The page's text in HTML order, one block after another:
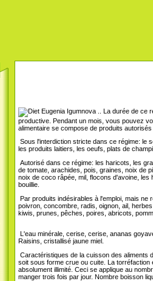
La durée de ce
productive. Pendant un mois, vous pouvez
alimentaire se compose de produits
Sous l'interdiction stricte dans ce régime: le
les produits laitiers, les oeufs, plats de
Autorisé dans ce régime: les haricots, les
de tomate, arachides, pois, graines, noix de
noix de coco râpée, mil, flocons d'avoine, les
bouillie.
Par produits indésirables à l'emploi, mais
poivron, concombre, radis, oignon, ail,
kiwis, prunes, pêches, poires, abricots,
L'eau minérale, cerise, cerise, ananas
Raisins, cristallisé jaune miel.
Caractéristiques de la cuisson des aliments
soit sous forme crue ou cuite. La
absolument illimité. Ceci se applique au
manger trois fois par jour. Nombre boisson